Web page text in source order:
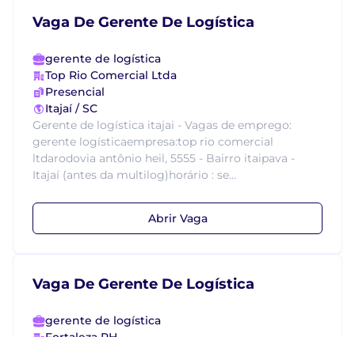
Vaga De Gerente De Logística
gerente de logística
Top Rio Comercial Ltda
Presencial
Itajaí / SC
Gerente de logística itajai - Vagas de emprego:
gerente logísticaempresa:top rio comercial
ltdarodovia antônio heil, 5555 - Bairro itaipava -
Itajaí (antes da multilog)horário : se...
Abrir Vaga
Vaga De Gerente De Logística
gerente de logística